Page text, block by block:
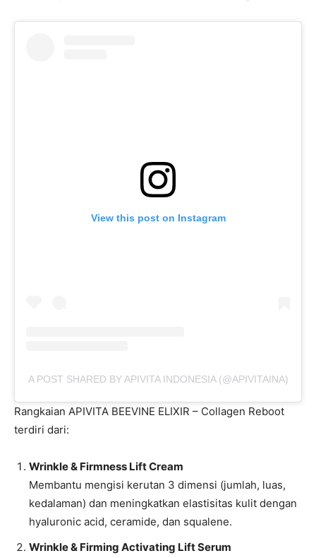
View this post on Instagram
A POST SHARED BY APIVITA INDONESIA (@APIVITAINA)
Rangkaian APIVITA BEEVINE ELIXIR – Collagen Reboot
terdiri dari:
Wrinkle & Firmness Lift Cream
Membantu mengisi kerutan 3 dimensi (jumlah, luas,
kedalaman) dan meningkatkan elastisitas kulit dengan
hyaluronic acid, ceramide, dan squalene.
Wrinkle & Firming Activating Lift Serum